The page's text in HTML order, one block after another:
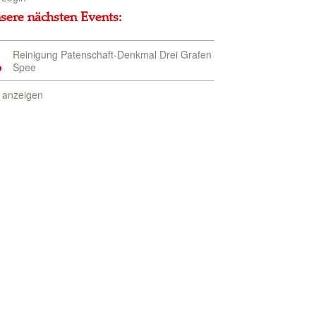
nächsten Events:
Reinigung Patenschaft-Denkmal Drei Grafen
Spee